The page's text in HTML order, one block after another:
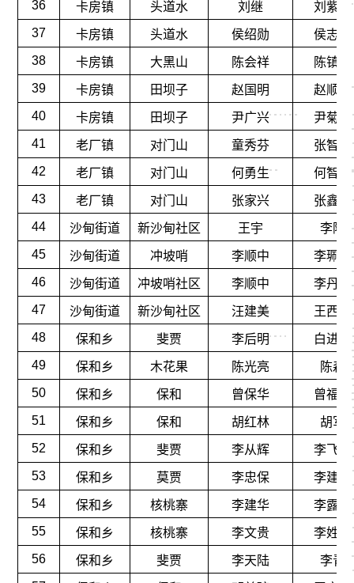
36 卡房镇 头道水 刘继
刘紫花
37
卡房镇 头道水 侯绍勋
侯志宏
38
卡房镇 大黑山 陈会祥
陈镇淇
39
卡房镇 田坝子 赵国明
赵顺强
40
卡房镇 田坝子 尹广兴
尹菊红
41
老厂镇 对门山 童秀芬
张智达
42
老厂镇 对门山 何勇生
何智福
43
老厂镇 对门山 张家兴
张鑫源
44
沙甸街道 新沙甸社区 王宇
李隆
45
沙甸街道 冲坡哨 李顺中
李珮瑶
46
沙甸街道 冲坡哨社区 李顺中
李丹敏
47
沙甸街道 新沙甸社区 汪建美
王西蒙
48
保和乡 斐贾 李后明
白进平
49
保和乡 木花果 陈光亮
陈森
50
保和乡 保和 曾保华
曾福云
51
保和乡 保和 胡红林
胡军
52
保和乡 斐贾 李从辉
李飞云
53
保和乡 莫贾 李忠保
李建仙
54
保和乡 核桃寨 李建华
李露仙
55
保和乡 核桃寨 李文贵
李姓保
56
保和乡 斐贾 李天陆
李青